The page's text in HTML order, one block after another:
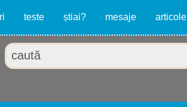
teste știai? mesaje articole